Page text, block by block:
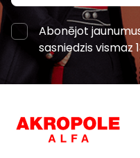
Abonējot
sasniedzis vismaz